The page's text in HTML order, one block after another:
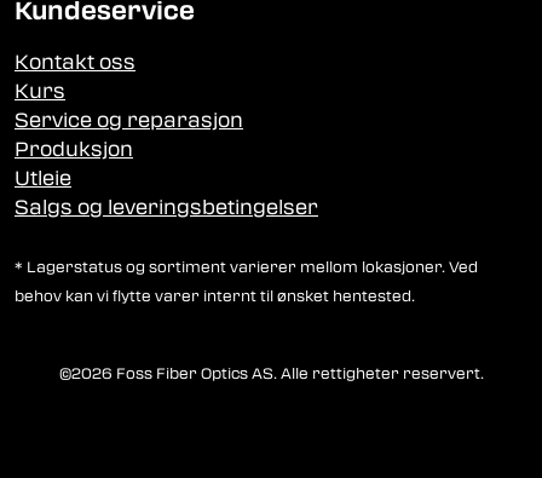
Kundeservice
Kontakt oss
Kurs
Service og reparasjon
Produksjon
Utleie
Salgs og leveringsbetingelser
* Lagerstatus og sortiment varierer mellom lokasjoner. Ved
behov kan vi flytte varer internt til ønsket hentested.
©2026 Foss Fiber Optics AS. Alle rettigheter reservert.